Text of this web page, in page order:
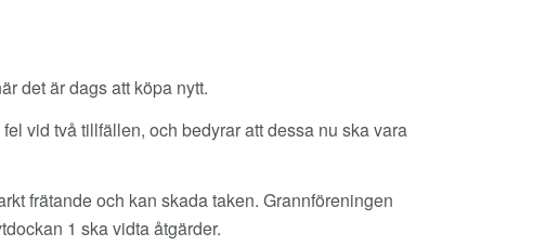
det är dags att köpa nytt.
vid två tillfällen, och bedyrar att dessa nu ska vara
frätande och kan skada taken. Grannföreningen
1 ska vidta åtgärder.